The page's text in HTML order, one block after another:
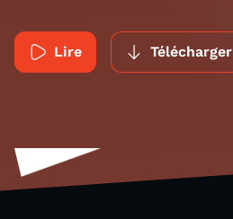
Lire Télécharger